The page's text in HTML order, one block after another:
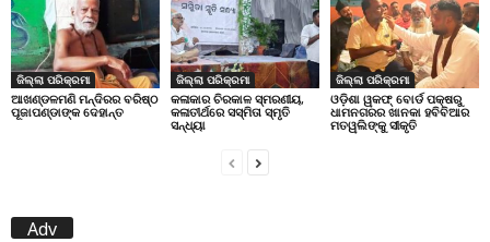
ଜିଲ୍ଲା ପରିକ୍ରମା
ଆଖଣ୍ଡଳମଣି ମନ୍ଦିରର ବରିଷ୍ଠ
ପୂଜାପଣ୍ଡାଙ୍କ ଦେହାନ୍ତ
ଜିଲ୍ଲା ପରିକ୍ରମା
କଳାକାର ଚିରକାଳ ସ୍ମରଣୀୟ,
କଳାତୀର୍ଥରେ ସସ୍ମିତା ସ୍ମୃତି
ସନ୍ଧ୍ୟା
ଜିଲ୍ଲା ପରିକ୍ରମା
ଓଡ଼ିଶା ୱକଫ୍ ବୋର୍ଡ ପକ୍ଷରୁ
ଧାମନଗରର ଖାନକା ହବିବିଆର
ମତୱଲିଙ୍କୁ ସୀକୃତି
Adv